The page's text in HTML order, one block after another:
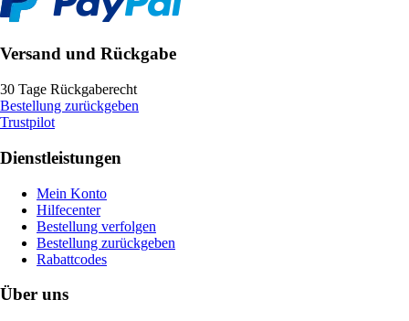
Versand und Rückgabe
30 Tage Rückgaberecht
Bestellung zurückgeben
Trustpilot
Dienstleistungen
Mein Konto
Hilfecenter
Bestellung verfolgen
Bestellung zurückgeben
Rabattcodes
Über uns